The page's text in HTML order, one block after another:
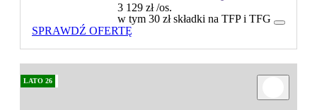
3 129 zł/os.
w tym 30 zł składki na TFP i TFG
SPRAWDŹ OFERTĘ
LATO 26